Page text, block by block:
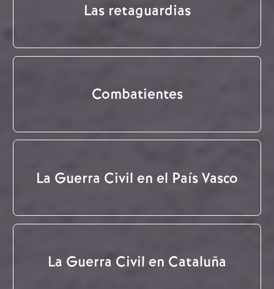
Las retaguardias
Combatientes
La Guerra Civil en el País Vasco
La Guerra Civil en Cataluña